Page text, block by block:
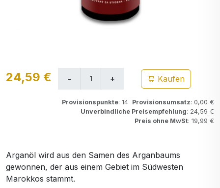
24,59 € Kaufen
Provisionspunkte: 14 Provisionsumsatz: 0,00 €
Unverbindliche Preisempfehlung: 24,59 €
Preis ohne MwSt: 19,99 €
Arganöl wird aus den Samen des Arganbaums
gewonnen, der aus einem Gebiet im Südwesten
Marokkos stammt.